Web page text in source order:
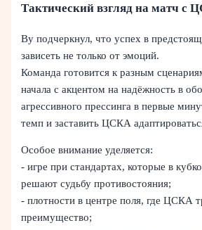
Тактический взгляд на матч с
Ву подчеркнул, что успех в
зависеть не только от эмоций.
Команда готовится к разным
начала с акцентом на надёжность в
агрессивного прессинга в первые
темп и заставить ЦСКА
Особое внимание уделяется:
- игре при стандартах, которые в
решают судьбу противостояния;
- плотности в центре поля, где ЦСКА
преимущество;